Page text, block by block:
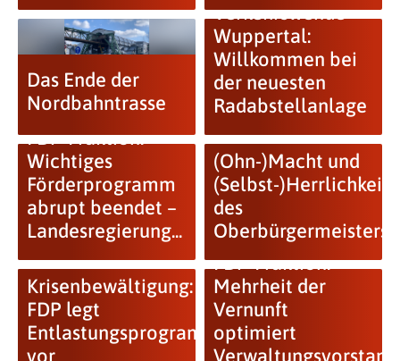
Das Ende der
Nordbahntrasse
Verkehrswende
Wuppertal:
Willkommen bei
der neuesten
Radabstellanlage
FDP-Fraktion:
Wichtiges
Förderprogramm
abrupt beendet –
Landesregierung...
(Ohn-)Macht und
(Selbst-)Herrlichkeit
des
Oberbürgermeisters
Krisenbewältigung:
FDP legt
Entlastungsprogramm
vor
FDP-Fraktion:
Mehrheit der
Vernunft
optimiert
Verwaltungsvorstand